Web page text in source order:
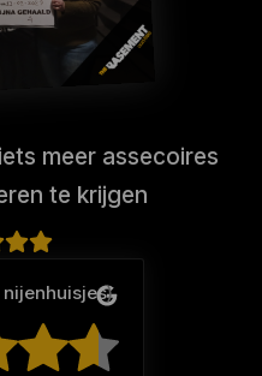
meer assecoires
te krijgen
nijenhuisjes)